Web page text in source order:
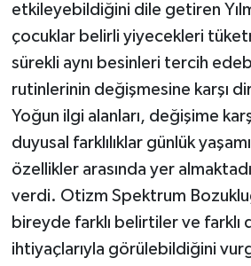
etkileyebildiğini dile getiren
çocuklar belirli yiyecekleri
sürekli aynı besinleri tercih
rutinlerinin değişmesine karşı
Yoğun ilgi alanları, değişime
duyusal farklılıklar günlük
özellikler arasında yer
verdi. Otizm Spektrum
bireyde farklı belirtiler ve farklı
ihtiyaçlarıyla görülebildiğini